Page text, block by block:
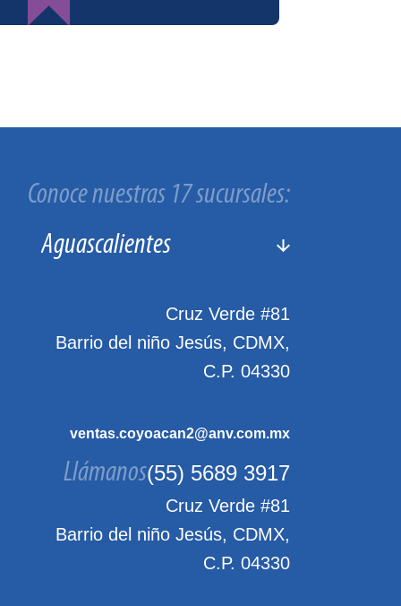
Conoce nuestras 17 sucursales:
Cruz Verde #81
Barrio del niño Jesús, CDMX,
C.P. 04330
ventas.coyoacan2@anv.com.mx
Llámanos(55) 5689 3917
Cruz Verde #81
Barrio del niño Jesús, CDMX,
C.P. 04330